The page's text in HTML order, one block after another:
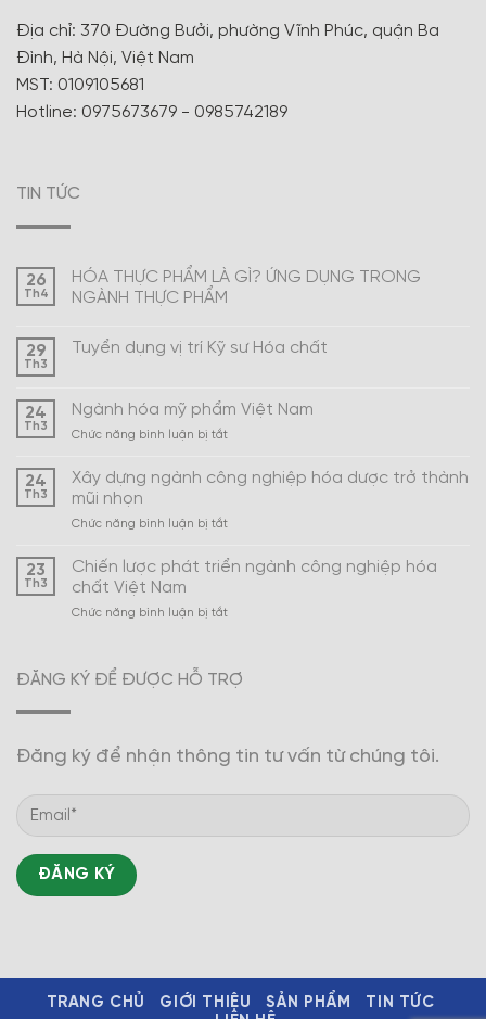
Địa chỉ: 370 Đường Bưởi, phường Vĩnh Phúc, quận Ba
Đình, Hà Nội, Việt Nam
MST: 0109105681
Hotline: 0975673679 - 0985742189
TIN TỨC
26
Th4
HÓA THỰC PHẨM LÀ GÌ? ỨNG DỤNG TRONG
NGÀNH THỰC PHẨM
29
Th3
Tuyển dụng vị trí Kỹ sư Hóa chất
24
Th3
Ngành hóa mỹ phẩm Việt Nam
Chức năng bình luận bị tắtở
mỹ
Việt
24
Th3
Xây dựng ngành công nghiệp hóa dược trở thành
mũi nhọn
Chức năng bình luận bị tắtở
dựng
ngành
nghiệp
trở
thành
23
Th3
Chiến lược phát triển ngành công nghiệp hóa
chất Việt Nam
Chức năng bình luận bị tắtở
triển
hóa
Việt
ĐĂNG KÝ ĐỂ ĐƯỢC HỖ TRỢ
Đăng ký để nhận thông tin tư vấn từ chúng tôi.
TRANG CHỦ GIỚI THIỆU SẢN PHẨM
TIN TỨC